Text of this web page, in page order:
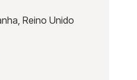
Reino Unido